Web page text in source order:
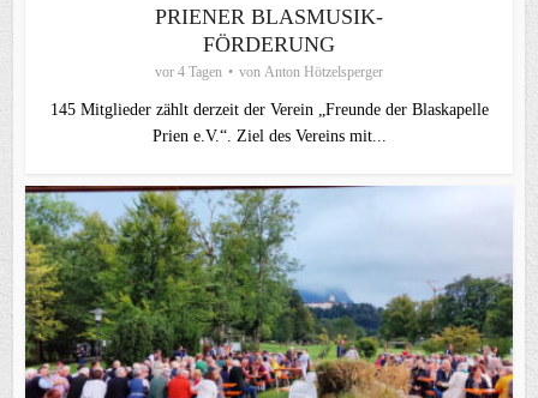
PRIENER BLASMUSIK-
FÖRDERUNG
vor 4 Tagen von Anton Hötzelsperger
145 Mitglieder zählt derzeit der Verein „Freunde der Blaskapelle
Prien e.V.“. Ziel des Vereins mit...